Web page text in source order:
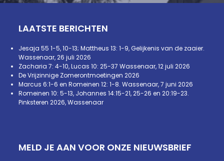
LAATSTE BERICHTEN
Jesaja 55 1-5, 10-13; Mattheus 13: 1-9, Gelijkenis van de zaaier.
Wassenaar, 26 juli 2026
Zacharia 7: 4-10, Lucas 10: 25-37 Wassenaar, 12 juli 2026
De Vrijzinnige Zomerontmoetingen 2026
Marcus 6:1-6 en Romeinen 12: 1-8. Wassenaar, 7 juni 2026
Romeinen 10: 5-13, Johannes 14:15-21, 25-26 en 20:19-23.
Pinksteren 2026, Wassenaar
MELD JE AAN VOOR ONZE NIEUWSBRIEF